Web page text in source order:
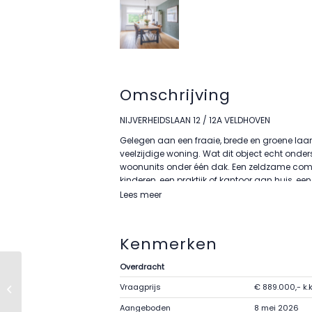
Omschrijving
NIJVERHEIDSLAAN 12 / 12A VELDHOVEN
Gelegen aan een fraaie, brede en groene
veelzijdige woning. Wat dit object echt
woonunits onder één dak. Een zeldzame
kinderen, een praktijk of kantoor aan huis,
grotere woning!
woning.
We komen binnen in de centrale hal met
Beiden afzonderlijk en zelfstandig te
Lopen we rechtdoor dan komen we in de
Lees meer
Kenmerken
Overdracht
Vraagprijs
€ 889.000,-
Aangeboden
8 mei 2026